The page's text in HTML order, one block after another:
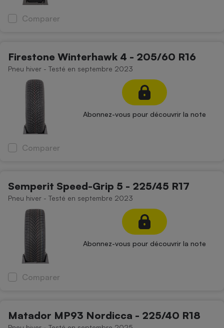
Comparer
Firestone Winterhawk 4 - 205/60 R16
Pneu hiver - Testé en septembre 2023
Abonnez-vous pour découvrir la note
Comparer
Semperit Speed-Grip 5 - 225/45 R17
Pneu hiver - Testé en septembre 2023
Abonnez-vous pour découvrir la note
Comparer
Matador MP93 Nordicca - 225/40 R18